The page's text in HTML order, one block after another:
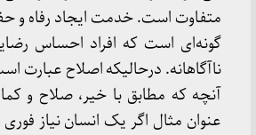
متفاوت است. خدمت ایجاد رفاه و
گونه‌ای است که افراد احساس
ناآگاهانه. درحالیکه اصلاح عبارت
آنچه که مطابق با خیر، صلاح و
عنوان مثال اگر یک انسان نیاز